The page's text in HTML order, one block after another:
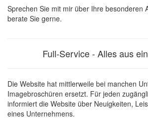
Sprechen Sie mit mir über Ihre besonderen
berate Sie gerne.
Full-Service - Alles aus
Die Website hat mittlerweile bei manchen
Imagebroschüren ersetzt. Für jeden
informiert die Website über Neuigkeiten,
eines Unternehmens.